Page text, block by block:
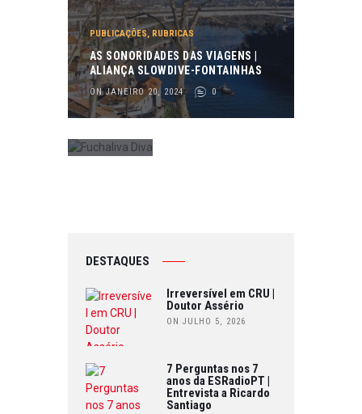
PUBLICAÇÕES, RUBRICAS
AS SONORIDADES DAS VIAGENS |
ALIANÇA SLOWDIVE-FONTAINHAS
ON JANEIRO 20, 2024 0
FUNCH
ALIVA
DIVA
ON
JANEIRO
17,
2024
DESTAQUES
Irreversível em CRU |
Doutor Assério
ON JULHO 5, 2026
7 Perguntas nos 7
anos da ESRadioPT |
Entrevista a Ricardo
Santiago